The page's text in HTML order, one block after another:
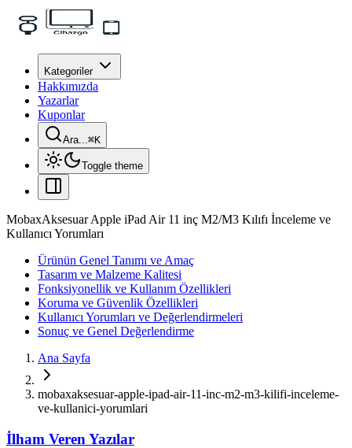
Kategoriler
Hakkımızda
Yazarlar
Kuponlar
Ara...⌘K
Toggle theme
MobaxAksesuar Apple iPad Air 11 inç M2/M3 Kılıfı İnceleme ve
Kullanıcı Yorumları
Ürünün Genel Tanımı ve Amaç
Tasarım ve Malzeme Kalitesi
Fonksiyonellik ve Kullanım Özellikleri
Koruma ve Güvenlik Özellikleri
Kullanıcı Yorumları ve Değerlendirmeleri
Sonuç ve Genel Değerlendirme
Ana Sayfa
mobaxaksesuar-apple-ipad-air-11-inc-m2-m3-kilifi-inceleme-
ve-kullanici-yorumlari
İlham Veren Yazılar